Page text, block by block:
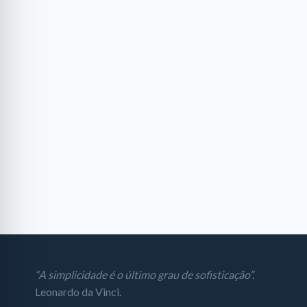
“A simplicidade é o último grau de sofisticação”.
Leonardo da Vinci.